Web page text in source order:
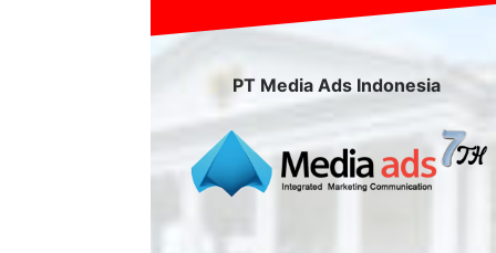
PT Media Ads Indonesia